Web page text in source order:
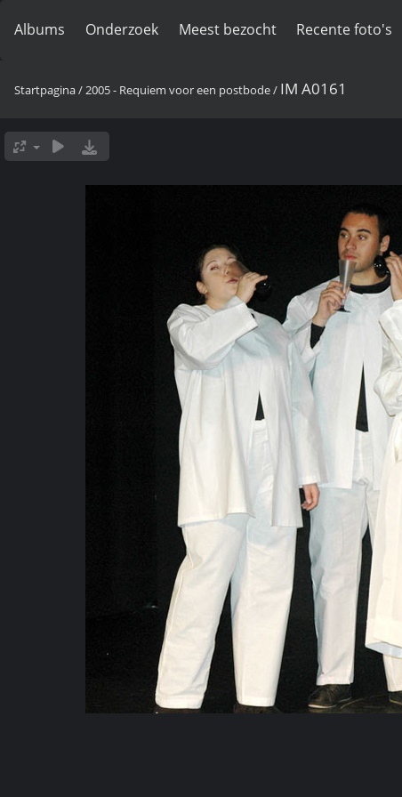
Albums Onderzoek Meest bezocht Recente foto's
Startpagina/2005 - Requiem voor een postbode/ IM A0161